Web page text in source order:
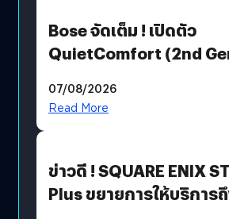
Bose จัดเต็ม ! เปิดตัว
QuietComfort (2nd
07/08/2026
Read More
ข่าวดี ! SQUARE ENIX
Plus ขยายการให้บริการ